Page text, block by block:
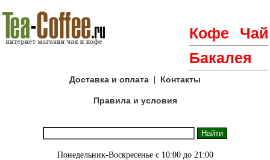
Кофе
Чай
Бакалея
Доставка и оплата | Контакты
Правила и условия
Понедельник-Воскресенье с 10:00 до 21:00